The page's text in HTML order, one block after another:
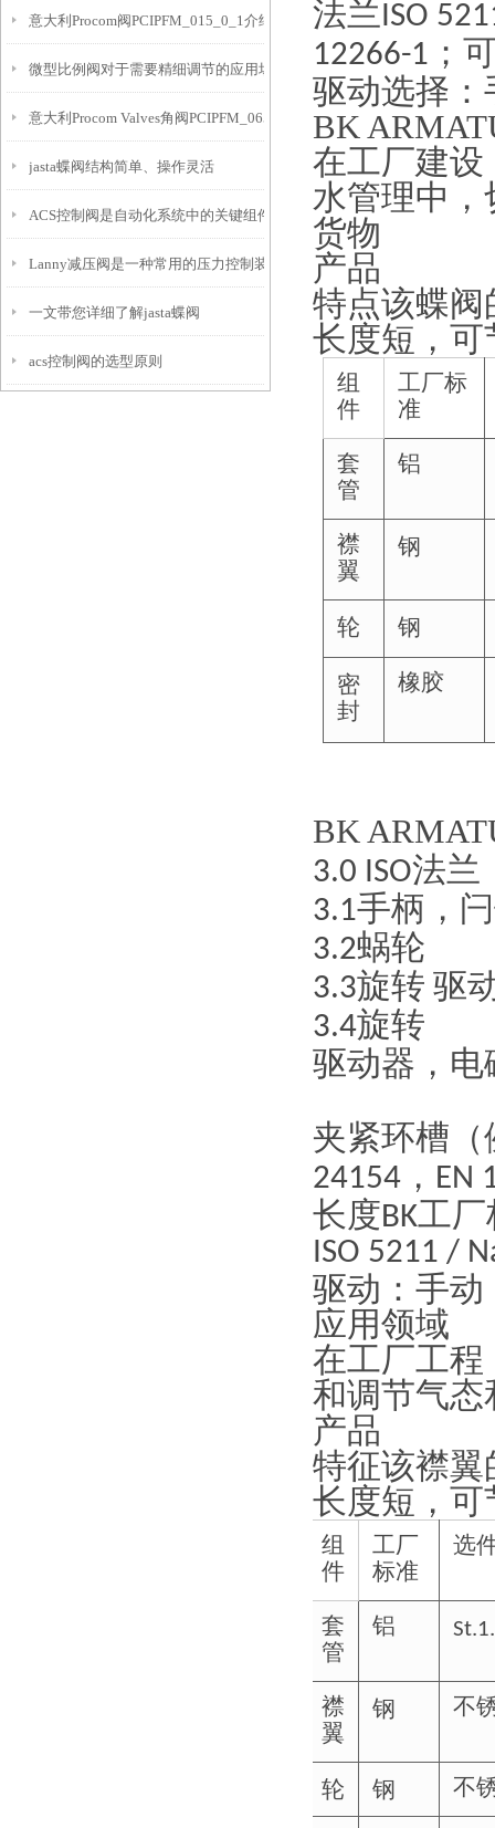
意大利Procom阀PCIPFM_015_0_1介绍
微型比例阀对于需要精细调节的应用场景非常重要
意大利Procom Valves角阀PCIPFM_065_3_1介绍
jasta蝶阀结构简单、操作灵活
ACS控制阀是自动化系统中的关键组件
Lanny减压阀是一种常用的压力控制装置
一文带您详细了解jasta蝶阀
acs控制阀的选型原则
法兰ISO
12266-1 ；
驱动选择：
BK
在工厂建设
水管理中，
货物
产品
特点该蝶阀
长度短，可
组
件
工厂标
准
套
管
铝
襟
翼
钢
轮 钢
密
封
橡胶
BK
3.0 ISO法兰
3.1手柄，
3.2蜗轮
3.3旋转 驱
3.4旋转
驱动器，电
夹紧环槽（
24154 ， EN
长度BK工厂
ISO 5211 /
驱动：手动
应用领域
在工厂工程
和调节气态
产品
特征该襟翼
长度短，可
组
件
工厂
标准
选
套
管
铝
襟
翼
钢 不
轮 钢 不